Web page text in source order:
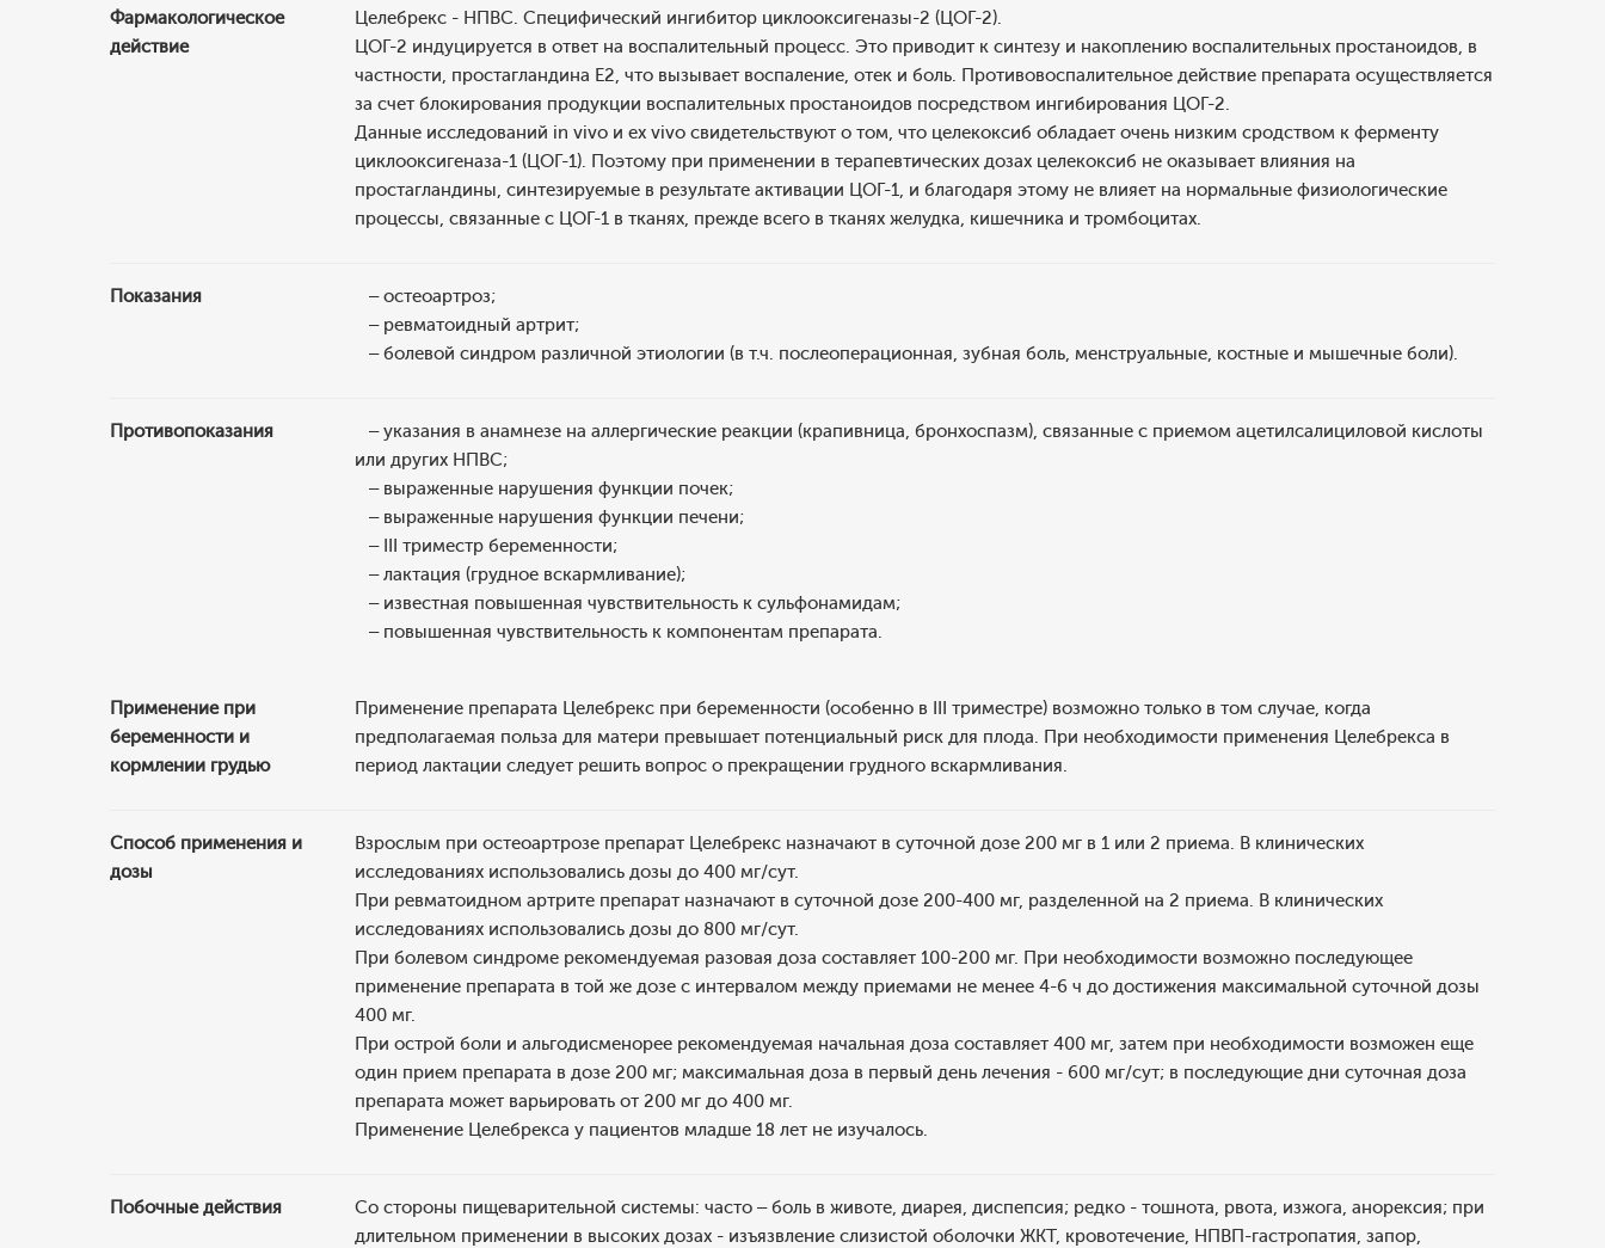
Фармакологическое
действие
Целебрекс - НПВС. Специфический ингибитор циклооксигеназы-2 (ЦОГ-2).
ЦОГ-2 индуцируется в ответ на воспалительный процесс. Это приводит к синтезу и накоплению воспалительных простаноидов, в
частности, простагландина Е2, что вызывает воспаление, отек и боль. Противовоспалительное действие препарата осуществляется
за счет блокирования продукции воспалительных простаноидов посредством ингибирования ЦОГ-2.
Данные исследований in vivo и ex vivo свидетельствуют о том, что целекоксиб обладает очень низким сродством к ферменту
циклооксигеназа-1 (ЦОГ-1). Поэтому при применении в терапевтических дозах целекоксиб не оказывает влияния на
простагландины, синтезируемые в результате активации ЦОГ-1, и благодаря этому не влияет на нормальные физиологические
процессы, связанные с ЦОГ-1 в тканях, прежде всего в тканях желудка, кишечника и тромбоцитах.
Показания
– остеоартроз;
– ревматоидный артрит;
– болевой синдром различной этиологии (в т.ч. послеоперационная, зубная боль, менструальные, костные и мышечные боли).
Противопоказания
– указания в анамнезе на аллергические реакции (крапивница, бронхоспазм), связанные с приемом ацетилсалициловой кислоты
или других НПВС;
– выраженные нарушения функции почек;
– выраженные нарушения функции печени;
– III триместр беременности;
– лактация (грудное вскармливание);
– известная повышенная чувствительность к сульфонамидам;
– повышенная чувствительность к компонентам препарата.
Применение при
беременности и
кормлении грудью
Применение препарата Целебрекс при беременности (особенно в III триместре) возможно только в том случае, когда
предполагаемая польза для матери превышает потенциальный риск для плода. При необходимости применения Целебрекса в
период лактации следует решить вопрос о прекращении грудного вскармливания.
Способ применения и
дозы
Взрослым при остеоартрозе препарат Целебрекс назначают в суточной дозе 200 мг в 1 или 2 приема. В клинических
исследованиях использовались дозы до 400 мг/сут.
При ревматоидном артрите препарат назначают в суточной дозе 200-400 мг, разделенной на 2 приема. В клинических
исследованиях использовались дозы до 800 мг/сут.
При болевом синдроме рекомендуемая разовая доза составляет 100-200 мг. При необходимости возможно последующее
применение препарата в той же дозе с интервалом между приемами не менее 4-6 ч до достижения максимальной суточной дозы
400 мг.
При острой боли и альгодисменорее рекомендуемая начальная доза составляет 400 мг, затем при необходимости возможен еще
один прием препарата в дозе 200 мг; максимальная доза в первый день лечения - 600 мг/сут; в последующие дни суточная доза
препарата может варьировать от 200 мг до 400 мг.
Применение Целебрекса у пациентов младше 18 лет не изучалось.
Побочные действия
Со стороны пищеварительной системы: часто – боль в животе, диарея, диспепсия; редко - тошнота, рвота, изжога, анорексия; при
длительном применении в высоких дозах - изъязвление слизистой оболочки ЖКТ, кровотечение, НПВП-гастропатия, запор,